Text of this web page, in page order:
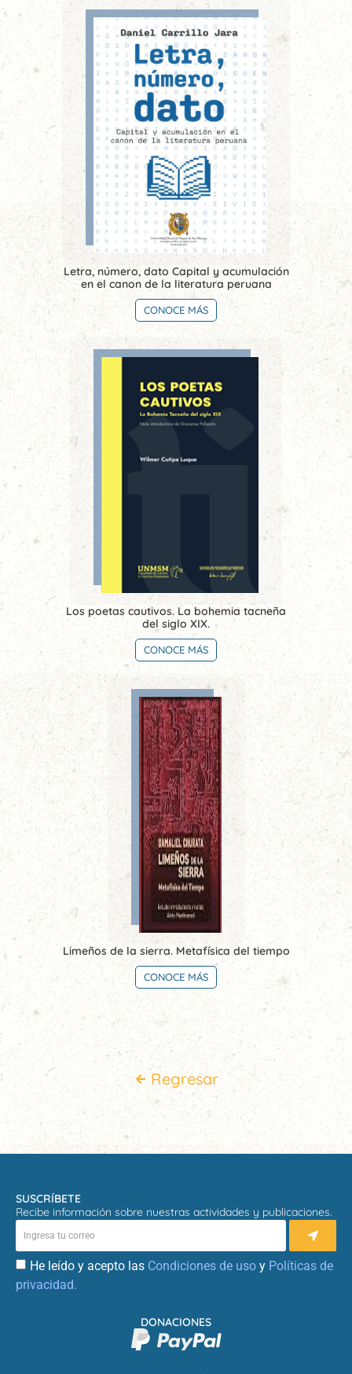
Letra, número, dato Capital y acumulación
en el canon de la literatura peruana
CONOCE MÁS
Los poetas cautivos. La bohemia tacneña
del siglo XIX.
CONOCE MÁS
Limeños de la sierra. Metafísica del tiempo
CONOCE MÁS
Regresar
SUSCRÍBETE
Recibe información sobre nuestras actividades y publicaciones.
He leído y acepto las Condiciones de uso y Políticas de
privacidad.
DONACIONES